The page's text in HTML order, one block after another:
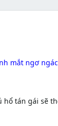
mắt ngơ
hổ tán gái sẽ